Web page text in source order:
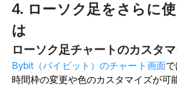
4. ローソク足をさらに
は
ローソク足チャートのカスタ
Bybit（バイビット）のチャート画面
時間枠の変更や色のカスタマイズが可